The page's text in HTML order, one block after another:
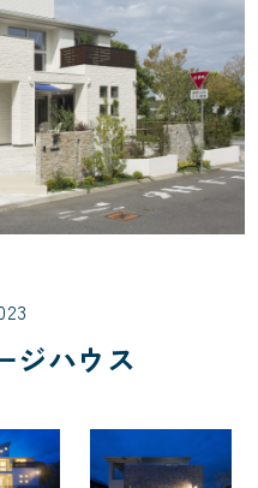
ジハウス